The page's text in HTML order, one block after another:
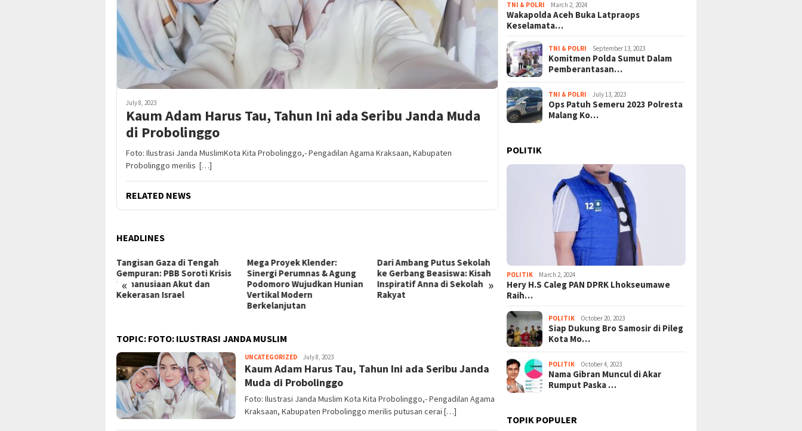
July 8, 2023
Kaum Adam Harus Tau, Tahun Ini ada Seribu Janda Muda
di Probolinggo
Foto: Ilustrasi Janda MuslimKota Kita Probolinggo,- Pengadilan Agama Kraksaan, Kabupaten
Probolinggo merilis […]
RELATED NEWS
HEADLINES
« »
Mega Proyek Klender:
Sinergi Perumnas & Agung
Podomoro Wujudkan Hunian
Vertikal Modern
Dari Ambang Putus Sekolah
ke Gerbang Beasiswa: Kisah
Inspiratif Anna di Sekolah
Rakyat
Terobosan Ekonomi
Prabowo: Dari Kampung Haji
di Mekkah hingga Efisiensi
BUMN Triliunan Rupiah
KPK Bongkar Lapisan Baru
Skandal Suap Pajak: Dolar AS
Disita di Tangerang, Jaringan
Korupsi Kian Terkuak!
Tangisan Gaza di Tengah
Kemanusiaan Akut dan
TOPIC: FOTO: ILUSTRASI JANDA MUSLIM
UNCATEGORIZED Redaksi
July 8, 2023
Kaum Adam Harus Tau, Tahun Ini ada Seribu Janda
Muda di Probolinggo
Foto: Ilustrasi Janda Muslim Kota Kita Probolinggo,- Pengadilan Agama
Kraksaan, Kabupaten Probolinggo merilis putusan cerai […]
TNI & POLRI March 2, 2024
Wakapolda Aceh Buka Latpraops
Keselamata…
TNI & POLRI September 13, 2023
Komitmen Polda Sumut Dalam
Pemberantasan…
TNI & POLRI July 13, 2023
Ops Patuh Semeru 2023 Polresta
Malang Ko…
POLITIK
POLITIK March 2, 2024
Hery H.S Caleg PAN DPRK Lhokseumawe
Raih…
POLITIK October 20, 2023
Siap Dukung Bro Samosir di Pileg
Kota Mo…
POLITIK October 4, 2023
Nama Gibran Muncul di Akar
Rumput Paska …
TOPIK POPULER